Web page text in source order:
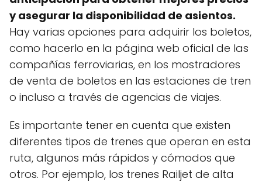
y asegurar la disponibilidad de asientos.
Hay varias opciones para adquirir los boletos,
como hacerlo en la página web oficial de las
compañías ferroviarias, en los mostradores
de venta de boletos en las estaciones de tren
o incluso a través de agencias de viajes.
Es importante tener en cuenta que existen
diferentes tipos de trenes que operan en esta
ruta, algunos más rápidos y cómodos que
otros. Por ejemplo, los trenes Railjet de alta